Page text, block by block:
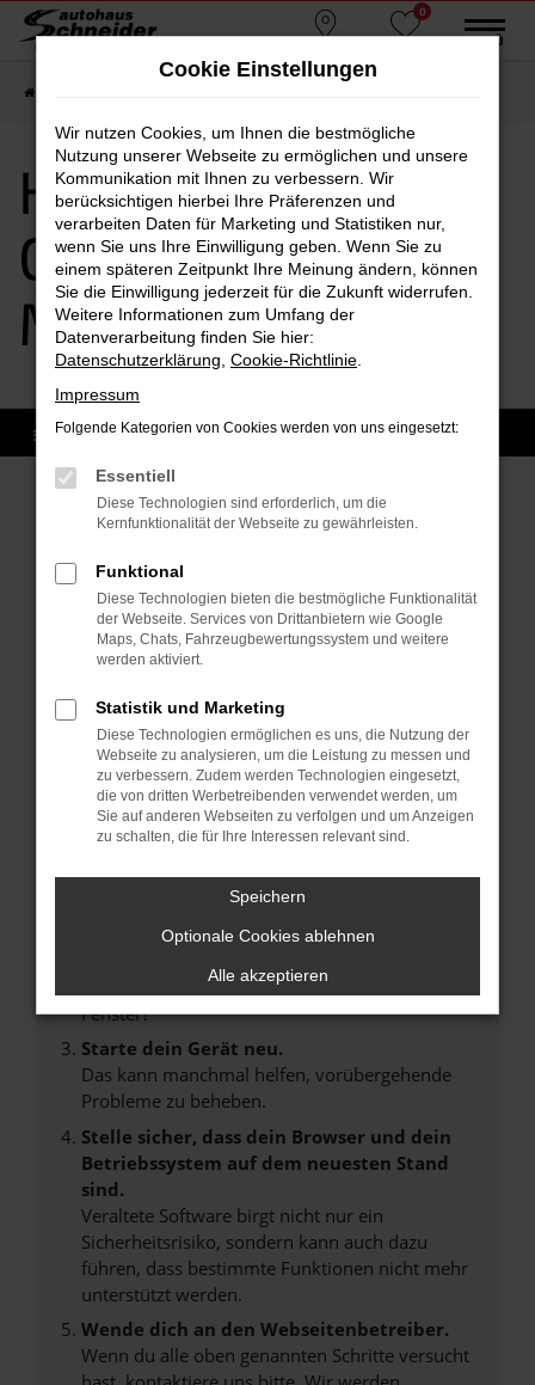
Zum
0
MENÜ
Hyundai
Gebrauchtwagen
Moosburg
Sofort verfügbare Modelle
Fehler: Network Error
Beim Laden ist ein Fehler aufgetreten.
Hier sind ein paar Tipps, die dir helfen können:
Überprüfe deine Firewall und deine
Internetverbindung.
Laden andere Webseiten, zum Beispiel deine
Suchmaschine?
Prüfe deine Browsererweiterungen.
Manche Erweiterungen, wie Werbeblocker,
können das Laden bestimmter Seiten
anderen Browser oder in einem privaten
Fenster?
Starte dein Gerät neu.
Das kann manchmal helfen, vorübergehende
Probleme zu beheben.
Stelle sicher, dass dein Browser und dein
Betriebssystem auf dem neuesten Stand
sind.
Veraltete Software birgt nicht nur ein
Sicherheitsrisiko, sondern kann auch dazu
führen, dass bestimmte Funktionen nicht mehr
unterstützt werden.
Wende dich an den Webseitenbetreiber.
Wenn du alle oben genannten Schritte versucht
Cookie Einstellungen
Wir nutzen Cookies, um Ihnen die bestmögliche
Nutzung unserer Webseite zu ermöglichen und unsere
Kommunikation mit Ihnen zu verbessern. Wir
berücksichtigen hierbei Ihre Präferenzen und
verarbeiten Daten für Marketing und Statistiken nur,
wenn Sie uns Ihre Einwilligung geben. Wenn Sie zu
einem späteren Zeitpunkt Ihre Meinung ändern, können
Sie die Einwilligung jederzeit für die Zukunft widerrufen.
Weitere Informationen zum Umfang der
Datenverarbeitung finden Sie hier:
Datenschutzerklärung Cookie-Richtlinie
Impressum
Folgende Kategorien von Cookies werden von uns eingesetzt:
Essentiell
Diese Technologien sind erforderlich, um die
Kernfunktionalität der Webseite zu gewährleisten.
Funktional
Diese Technologien bieten die bestmögliche Funktionalität
der Webseite. Services von Drittanbietern wie Google
Maps, Chats, Fahrzeugbewertungssystem und weitere
werden aktiviert.
Statistik und Marketing
Diese Technologien ermöglichen es uns, die Nutzung der
Webseite zu analysieren, um die Leistung zu messen und
zu verbessern. Zudem werden Technologien eingesetzt,
die von dritten Werbetreibenden verwendet werden, um
Sie auf anderen Webseiten zu verfolgen und um Anzeigen
zu schalten, die für Ihre Interessen relevant sind.
Speichern
Optionale Cookies ablehnen
Alle akzeptieren